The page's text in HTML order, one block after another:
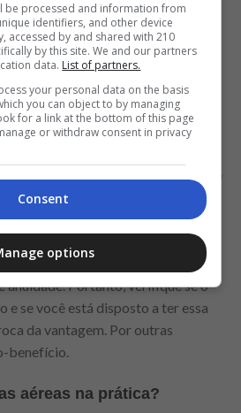
cartão para acumular
crédito baseado só no programa
a principal vantagem que você
cartão de crédito é a sua principal
assim, usá-lo no dia a dia (que
aéreas, ao fim das contas)
que disponibilizam o benefício
anuidade. Portanto, verifique se o
e se você está disposto a ter essa
da vantagem. Por outras
benefício.
aéreas na prática?
be processed and information from
identifiers, and other device
accessed by and shared with 210
by this site. We and our partners
data. List of partners.
your personal data on the basis
you can object to by managing
for a link at the bottom of this page
or withdraw consent in privacy
Consent
options